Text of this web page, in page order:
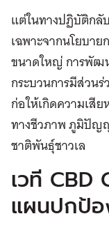
แต่ในทางปฏิบัติกลั
เฉพาะจากนโยบา
ขนาดใหญ่ การพัฒ
กระบวนการมีส่วน
ก่อให้เกิดความเสี
ทางชีวภาพ ภูมิปัญ
ชาติพันธุ์ชาวเล
เวที CBD
แผนปกป้